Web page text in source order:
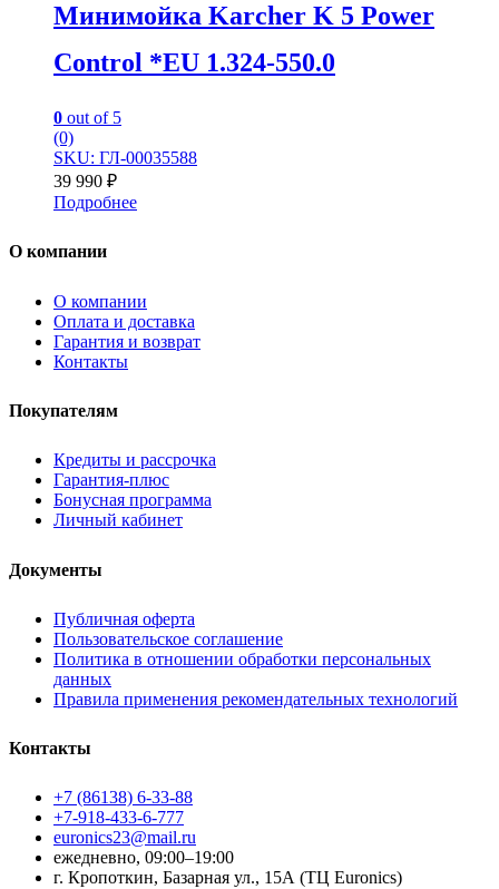
Минимойка Karcher K 5 Power
Control *EU 1.324-550.0
0 out of 5
(0)
SKU: ГЛ-00035588
39 990 ₽
Подробнее
О компании
О компании
Оплата и доставка
Гарантия и возврат
Контакты
Покупателям
Кредиты и рассрочка
Гарантия-плюс
Бонусная программа
Личный кабинет
Документы
Публичная оферта
Пользовательское соглашение
Политика в отношении обработки персональных
данных
Правила применения рекомендательных технологий
Контакты
+7 (86138) 6-33-88
+7-918-433-6-777
euronics23@mail.ru
ежедневно, 09:00–19:00
г. Кропоткин, Базарная ул., 15А (ТЦ Euronics)